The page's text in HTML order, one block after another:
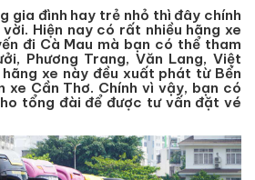
gia đình hay trẻ nhỏ thì đây chính
Hiện nay có rất nhiều hãng xe
đi Cà Mau mà bạn có thể tham
Phương Trang, Văn Lang, Việt
xe này đều xuất phát từ Bến
xe Cần Thơ. Chính vì vậy, bạn có
tổng đài để được tư vấn đặt vé